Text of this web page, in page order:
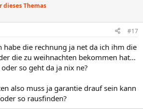
dieses Themas
#17
habe die rechnung ja net da ich ihm die
die zu weihnachten bekommen hat...
so geht da ja nix ne?
also muss ja garantie drauf sein kann
so rausfinden?